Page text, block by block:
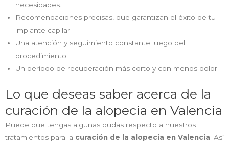
necesidades.
Recomendaciones precisas, que garantizan el éxito de tu
implante capilar.
Una atención y seguimiento constante luego del
procedimiento.
Un período de recuperación más corto y con menos dolor.
Lo que deseas saber acerca de la
curación de la alopecia en Valencia
Puede que tengas algunas dudas respecto a nuestros
tratamientos para la curación de la alopecia en Valencia . Así